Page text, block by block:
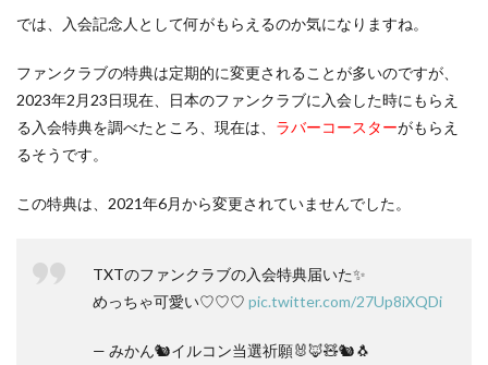
では、入会記念人として何がもらえるのか気になりますね。
ファンクラブの特典は定期的に変更されることが多いのですが、
2023年2月23日現在、日本のファンクラブに入会した時にもらえ
る入会特典を調べたところ、現在は、 ラバーコースターがもらえ
るそうです。
この特典は、2021年6月から変更されていませんでした。
TXTのファンクラブの入会特典届いた✨
めっちゃ可愛い♡♡♡ pic.twitter.com/27Up8iXQDi
— みかん🐿イルコン当選祈願🐰🦊🧸🐿🐧